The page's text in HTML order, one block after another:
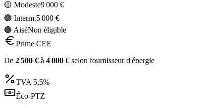
🟡 Modeste9 000 €
🟣 Interm.5 000 €
🔴 AiséNon éligible
Prime CEE
De 2 500 € à 4 000 € selon fournisseur d'énergie
TVA 5,5%
Éco-PTZ